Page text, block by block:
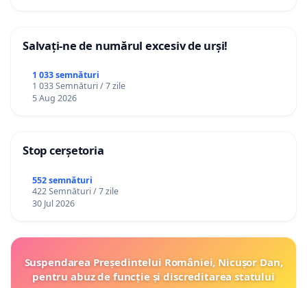
Salvați-ne de numărul excesiv de urși!
1 033 semnături
1 033 Semnături / 7 zile
5 Aug 2026
Stop cerșetoria
552 semnături
422 Semnături / 7 zile
30 Jul 2026
Suspendarea Președintelui României, Nicușor Dan,
pentru abuz de funcție și discreditarea statului